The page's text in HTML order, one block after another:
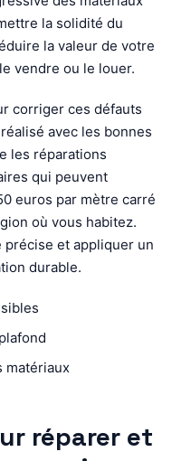
la solidité du
la valeur de votre
vendre ou le louer.
corriger ces défauts
avec les bonnes
les réparations
qui peuvent
euros par mètre carré
où vous habitez.
et appliquer un
durable.
matériaux
réparer et